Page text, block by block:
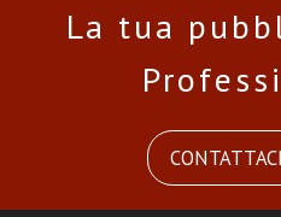
La tua